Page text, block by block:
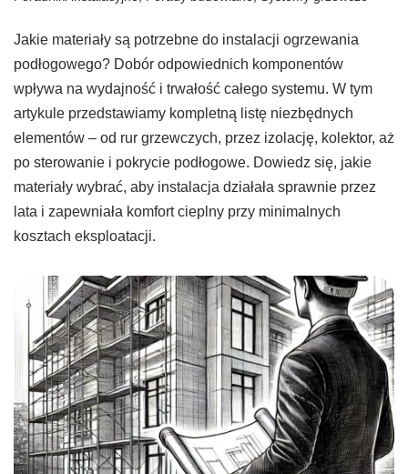
Jakie materiały są potrzebne do instalacji ogrzewania
podłogowego? Dobór odpowiednich komponentów
wpływa na wydajność i trwałość całego systemu. W tym
artykule przedstawiamy kompletną listę niezbędnych
elementów – od rur grzewczych, przez izolację, kolektor, aż
po sterowanie i pokrycie podłogowe. Dowiedz się, jakie
materiały wybrać, aby instalacja działała sprawnie przez
lata i zapewniała komfort cieplny przy minimalnych
kosztach eksploatacji.